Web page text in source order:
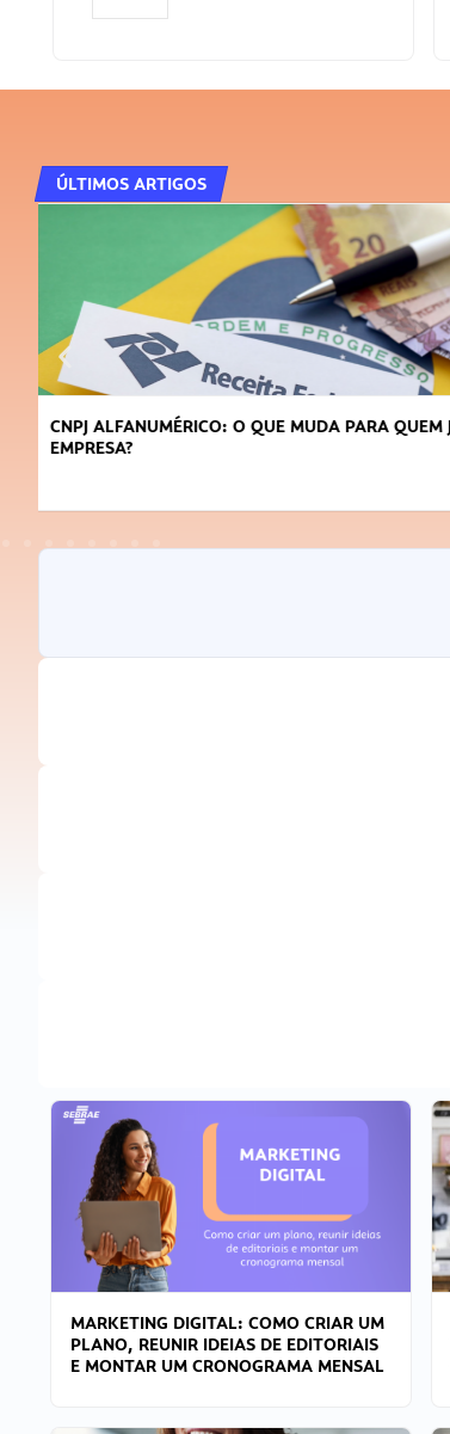
ÚLTIMOS ARTIGOS
DICAS PARA OBTER CRÉDITO
MARKETING DIGITAL: COMO CRIAR UM
PLANO, REUNIR IDEIAS DE EDITORIAIS
E MONTAR UM CRONOGRAMA MENSAL